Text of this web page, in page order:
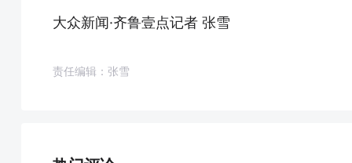
大众新闻·齐鲁壹点记者 张雪
责任编辑：张雪